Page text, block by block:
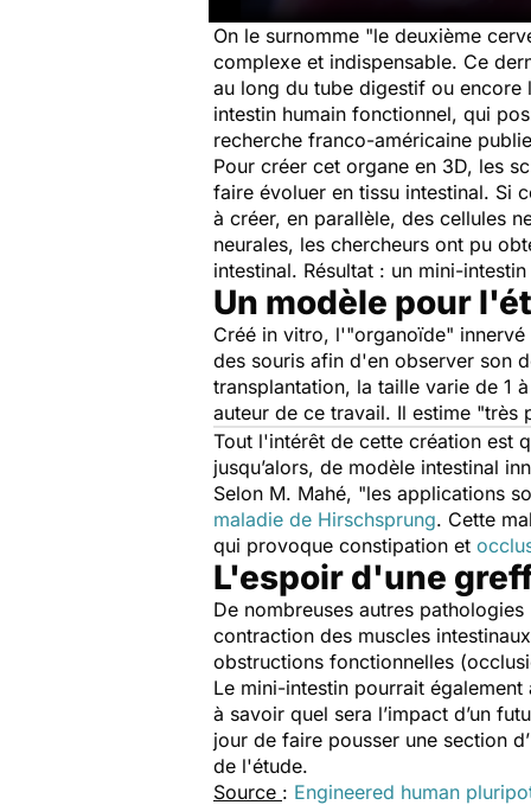
On le surnomme "le deuxième
complexe et indispensable. Ce
au long du tube digestif ou encore
intestin humain fonctionnel, qui
recherche franco-américaine
Pour créer cet organe en 3D, les
faire évoluer en tissu intestinal. Si
à créer, en parallèle, des cellules
neurales, les chercheurs ont pu
intestinal. Résultat : un mini-
Un modèle pour
Créé in vitro, l'"organoïde"
des souris afin d'en observer son
transplantation, la taille varie de 1
auteur de ce travail. Il estime "très
Tout l'intérêt de cette création est
jusqu’alors, de modèle intestinal
Selon M. Mahé, "les applications
maladie de Hirschsprung. Cette
qui provoque constipation et
L'espoir d'une
De nombreuses autres
contraction des muscles
obstructions fonctionnelles
Le mini-intestin pourrait
à savoir quel sera l’impact d’un
jour de faire pousser une section
de l'étude.
Source : Engineered human